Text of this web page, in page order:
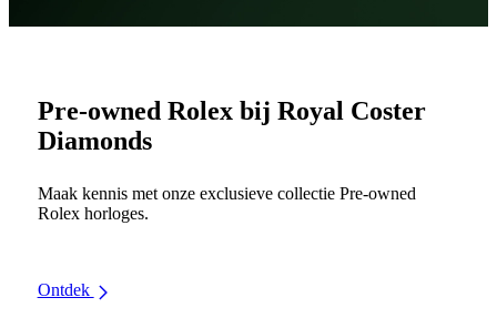
Pre-owned Rolex bij Royal Coster
Diamonds
Maak kennis met onze exclusieve collectie Pre-owned
Rolex horloges.
Ontdek